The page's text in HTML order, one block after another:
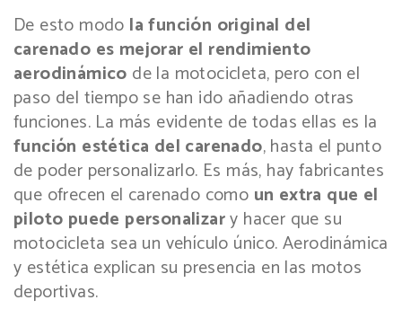
De esto modo la función original del
carenado es mejorar el rendimiento
aerodinámico de la motocicleta, pero con el
paso del tiempo se han ido añadiendo otras
funciones. La más evidente de todas ellas es la
función estética del carenado, hasta el punto
de poder personalizarlo. Es más, hay fabricantes
que ofrecen el carenado como un extra que el
piloto puede personalizary hacer que su
motocicleta sea un vehículo único. Aerodinámica
y estética explican su presencia en las motos
deportivas.